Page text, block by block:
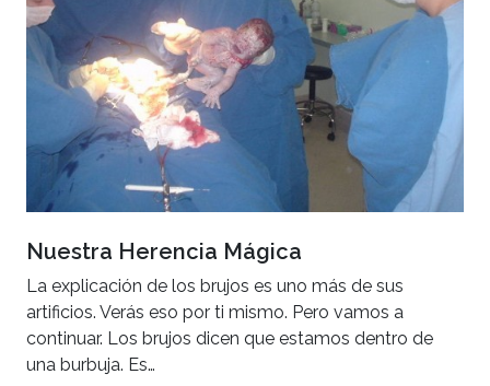
Nuestra Herencia Mágica
La explicación de los brujos es uno más de sus
artificios. Verás eso por ti mismo. Pero vamos a
continuar. Los brujos dicen que estamos dentro de
una burbuja. Es…